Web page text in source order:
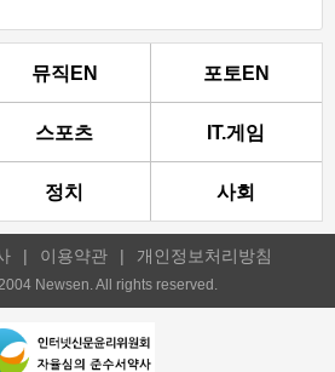
뮤직EN 포토EN
스포츠 IT.게임
정치 사회
| 이용약관 | 개인정보처리방침
Newsen. All rights reserved.